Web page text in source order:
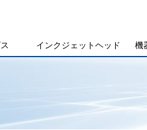
インクジェットヘッド 機